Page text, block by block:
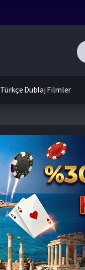
Türkçe Dublaj Filmler